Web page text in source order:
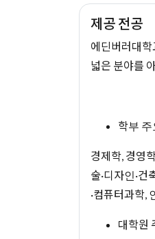
제공 전공
에딘버러대
넓은 분야를
학부
경제학, 경영
술·디자인·건
·컴퓨터과학,
대학원